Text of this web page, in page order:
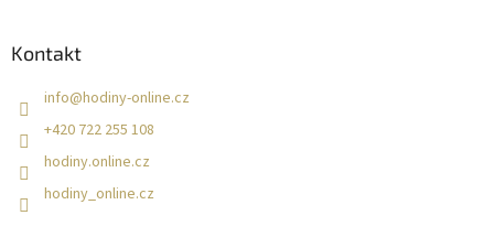
Kontakt
info@hodiny-online.cz
+420 722 255 108
hodiny.online.cz
hodiny_online.cz